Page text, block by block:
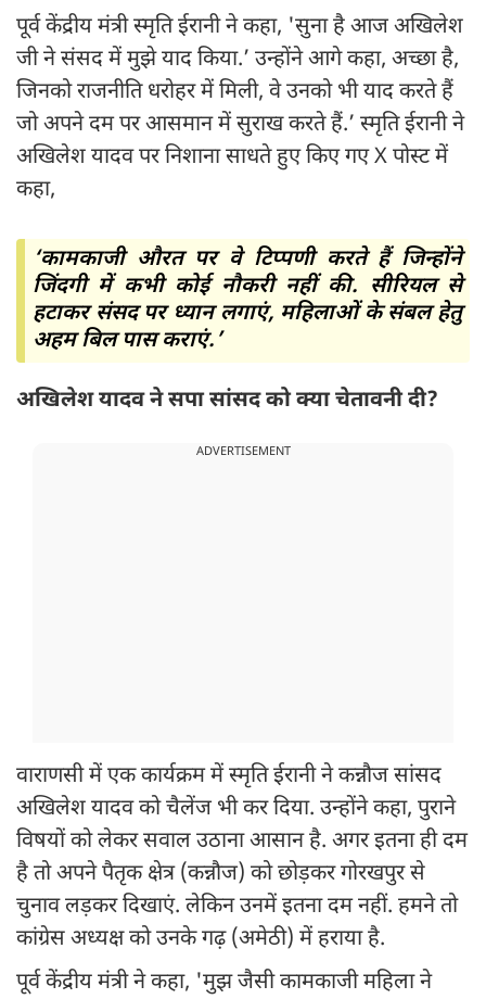
पूर्व केंद्रीय मंत्री स्मृति ईरानी ने कहा, 'सुना है आज अखिलेश
जी ने संसद में मुझे याद किया.’ उन्होंने आगे कहा, अच्छा है,
जिनको राजनीति धरोहर में मिली, वे उनको भी याद करते हैं
जो अपने दम पर आसमान में सुराख करते हैं.’ स्मृति ईरानी ने
अखिलेश यादव पर निशाना साधते हुए किए गए X पोस्ट में
कहा,
‘कामकाजी औरत पर वे टिप्पणी करते हैं जिन्होंने
जिंदगी में कभी कोई नौकरी नहीं की. सीरियल से
हटाकर संसद पर ध्यान लगाएं, महिलाओं के संबल हेतु
अहम बिल पास कराएं.’
अखिलेश यादव ने सपा सांसद को क्या चेतावनी दी?
ADVERTISEMENT
वाराणसी में एक कार्यक्रम में स्मृति ईरानी ने कन्नौज सांसद
अखिलेश यादव को चैलेंज भी कर दिया. उन्होंने कहा, पुराने
विषयों को लेकर सवाल उठाना आसान है. अगर इतना ही दम
है तो अपने पैतृक क्षेत्र (कन्नौज) को छोड़कर गोरखपुर से
चुनाव लड़कर दिखाएं. लेकिन उनमें इतना दम नहीं. हमने तो
कांग्रेस अध्यक्ष को उनके गढ़ (अमेठी) में हराया है.
पूर्व केंद्रीय मंत्री ने कहा, 'मुझ जैसी कामकाजी महिला ने